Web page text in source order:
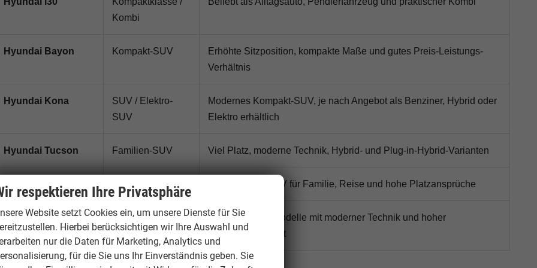
Kombi
Hyundai Bayon Kompakt-SUV
Erhöhte Sitzposition, kompakte Maße und gutes Preis-Leistungs-
Verhältnis
Hyundai Kona
SUV / Elektro-
SUV
Modernes Kompakt-SUV, je nach Angebot als Benziner, Hybrid oder
Elektro erhältlich
Hyundai Tucson Familien-SUV Viel Platz, moderne Technik, Hybrid- und Plug-in-Hybrid-Varianten
Hyundai Santa Fe Großes SUV Komfortables SUV für Familie, Reise und hohe Platzansprüche
Hyundai IONIQ 5 /
IONIQ 6
Elektroauto
Vollelektrische Modelle mit moderner Technik und hoher
Alltagstauglichkeit
respektieren Ihre Privatsphäre
Website setzt Cookies ein, um unsere Dienste für Sie
Hierbei berücksichtigen wir Ihre Auswahl und
nur die Daten für Marketing, Analytics und
für die Sie uns Ihr Einverständnis geben. Sie